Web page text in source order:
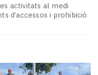
activitats al medi
d’accessos i prohibició